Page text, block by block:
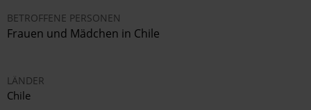
BETROFFENE PERSONEN
Frauen und Mädchen in Chile
LÄNDER
Chile